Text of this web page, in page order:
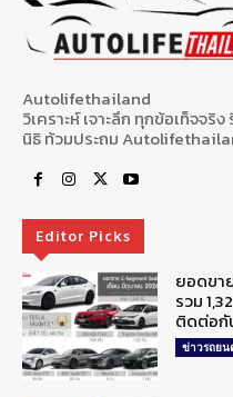
Autolifethailand
วิเคราะห์ เจาะลึก ทุกข้อเท็จจ
นิธิ ท้วมประถม
Editor Picks
ยอดขา
รวม
ติดต่อกั
ข่าวรถยน